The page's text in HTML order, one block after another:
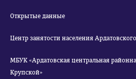
Открытые данные
Центр занятости населения
МБУК «Ардатовская центральная
Крупской»